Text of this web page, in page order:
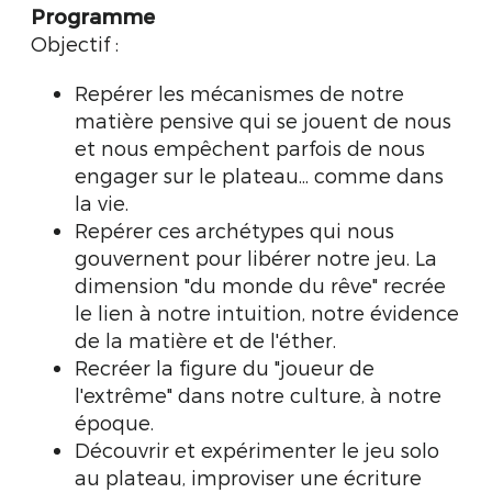
Programme
Objectif :
Repérer les mécanismes de notre
matière pensive qui se jouent de nous
et nous empêchent parfois de nous
engager sur le plateau... comme dans
la vie.
Repérer ces archétypes qui nous
gouvernent pour libérer notre jeu. La
dimension "du monde du rêve" recrée
le lien à notre intuition, notre évidence
de la matière et de l'éther.
Recréer la figure du "joueur de
l'extrême" dans notre culture, à notre
époque.
Découvrir et expérimenter le jeu solo
au plateau, improviser une écriture